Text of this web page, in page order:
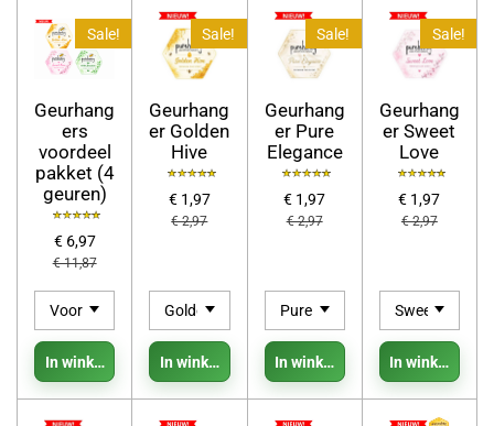
Sale!
Geurhang
ers
voordeel
pakket (4
geuren)
€ 6,97
€ 11,87
In winkelwagen
Sale!
Geurhang
er Golden
Hive
€ 1,97
€ 2,97
In winkelwagen
Sale!
Geurhang
er Pure
Elegance
€ 1,97
€ 2,97
In winkelwagen
Sale!
Geurhang
er Sweet
Love
€ 1,97
€ 2,97
In